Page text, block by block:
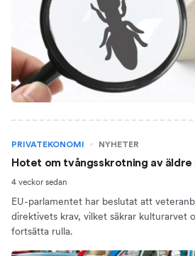
PRIVATEKONOMI NYHETER
Hotet om tvångsskrotning av
4 veckor sedan
EU-parlamentet har beslutat att
direktivets krav, vilket säkrar kulturarvet
fortsätta rulla.